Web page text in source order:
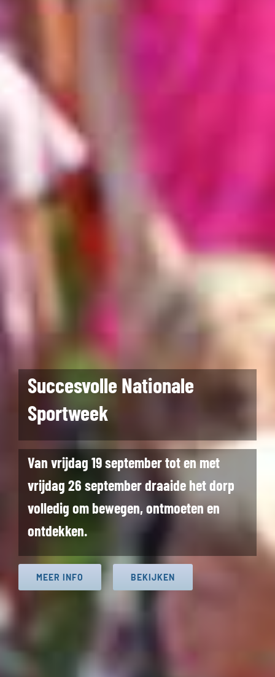
Succesvolle Nationale
Sportweek
Van vrijdag 19 september tot en met
vrijdag 26 september draaide het dorp
volledig om bewegen, ontmoeten en
ontdekken.
MEER INFO BEKIJKEN